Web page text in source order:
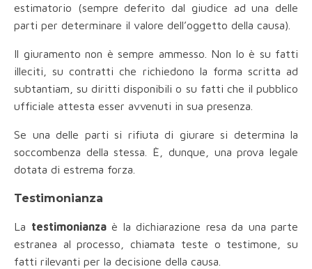
estimatorio (sempre deferito dal giudice ad una delle
parti per determinare il valore dell’oggetto della causa).
Il giuramento non è sempre ammesso. Non lo è su fatti
illeciti, su contratti che richiedono la forma scritta ad
subtantiam, su diritti disponibili o su fatti che il pubblico
ufficiale attesta esser avvenuti in sua presenza.
Se una delle parti si rifiuta di giurare si determina la
soccombenza della stessa. È, dunque, una prova legale
dotata di estrema forza.
Testimonianza
La testimonianzaè la dichiarazione resa da una parte
estranea al processo, chiamata teste o testimone, su
fatti rilevanti per la decisione della causa.